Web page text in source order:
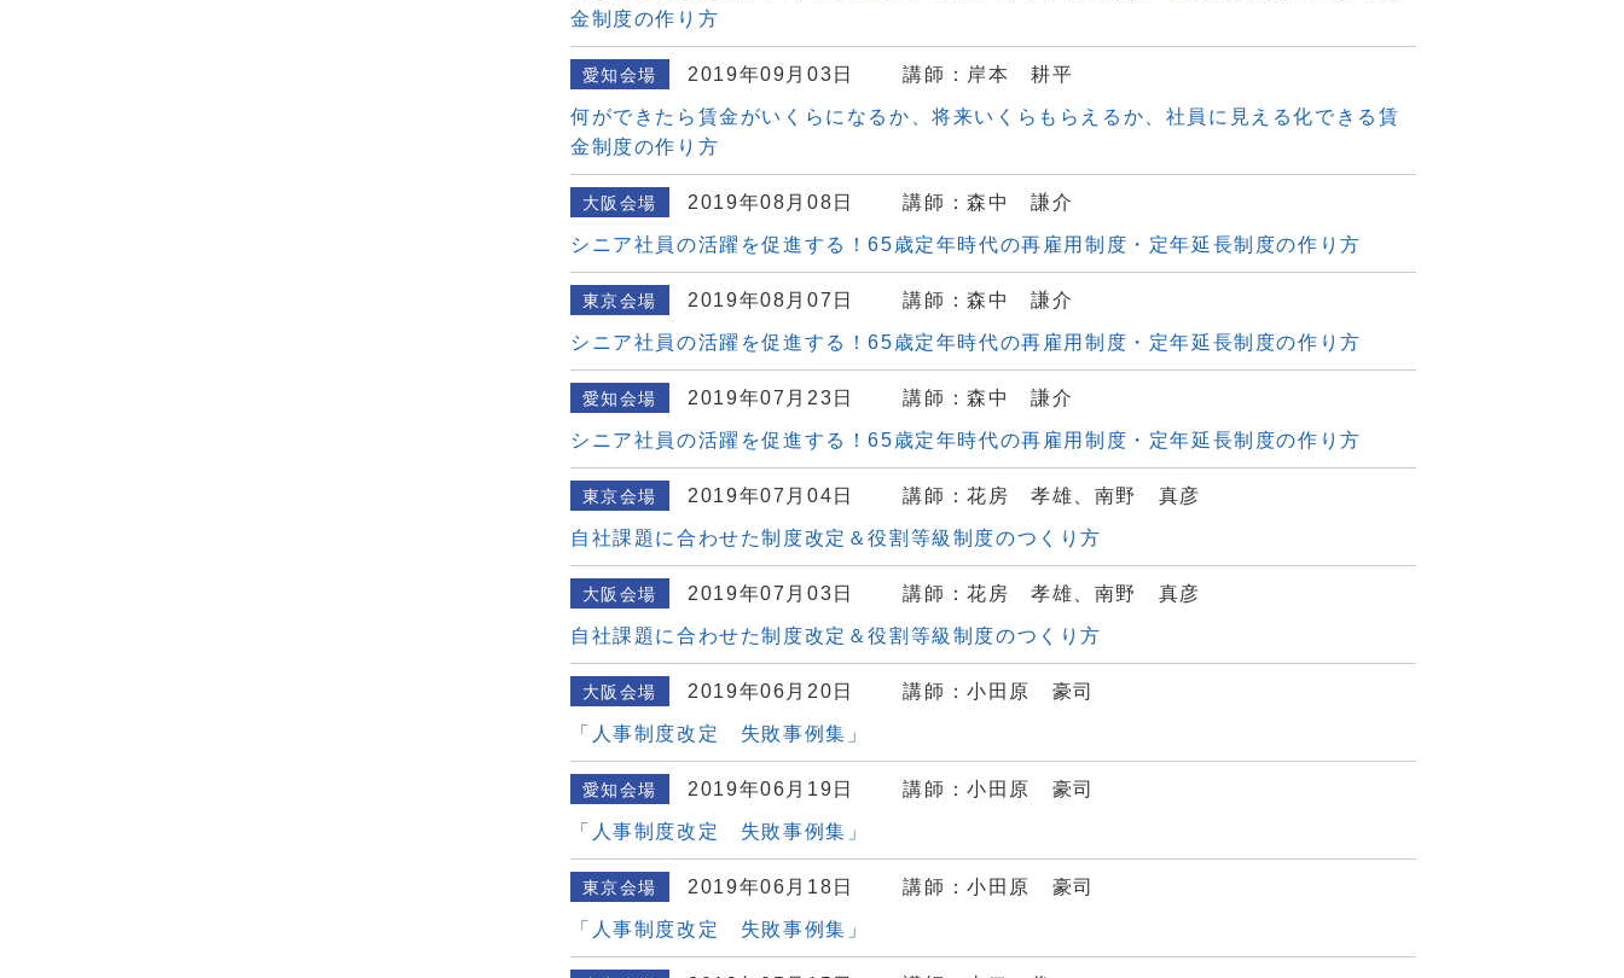
金制度の作り方
愛知会場 2019年09月03日 講師：岸本 耕平
何ができたら賃金がいくらになるか、将来いくらもらえるか、社員に見える化できる賃
金制度の作り方
大阪会場 2019年08月08日 講師：森中 謙介
シニア社員の活躍を促進する！65歳定年時代の再雇用制度・定年延長制度の作り方
東京会場 2019年08月07日 講師：森中 謙介
シニア社員の活躍を促進する！65歳定年時代の再雇用制度・定年延長制度の作り方
愛知会場 2019年07月23日 講師：森中 謙介
シニア社員の活躍を促進する！65歳定年時代の再雇用制度・定年延長制度の作り方
東京会場 2019年07月04日 講師：花房 孝雄、南野 真彦
自社課題に合わせた制度改定＆役割等級制度のつくり方
大阪会場 2019年07月03日 講師：花房 孝雄、南野 真彦
自社課題に合わせた制度改定＆役割等級制度のつくり方
大阪会場 2019年06月20日 講師：小田原 豪司
「人事制度改定 失敗事例集」
愛知会場 2019年06月19日 講師：小田原 豪司
「人事制度改定 失敗事例集」
東京会場 2019年06月18日 講師：小田原 豪司
「人事制度改定 失敗事例集」